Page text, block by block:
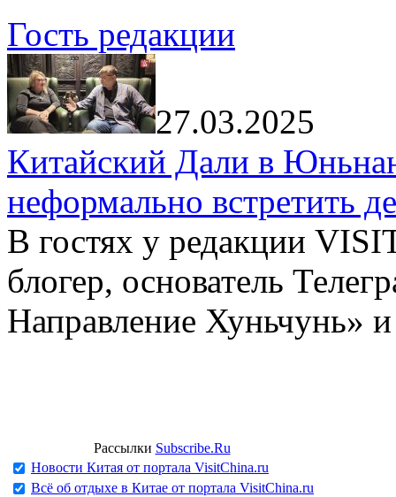
Гость редакции
27.03.2025
Китайский Дали в
неформально встретить
В гостях у редакции
блогер, основатель
Направление Хуньчунь»
Рассылки Subscribe.Ru
Новости Китая от портала VisitChina.ru
Всё об отдыхе в Китае от портала VisitChina.ru